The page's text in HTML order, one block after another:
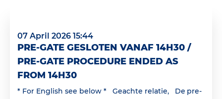
07 April 2026 15:44
PRE-GATE GESLOTEN VANAF 14H30 /
PRE-GATE PROCEDURE ENDED AS
FROM 14H30
* For English see below * Geachte relatie, De pre-